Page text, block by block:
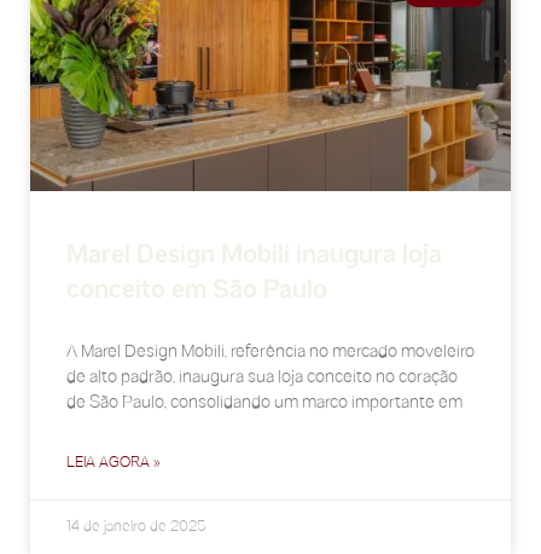
Marel Design Mobili inaugura loja
conceito em São Paulo
A Marel Design Mobili, referência no mercado moveleiro
de alto padrão, inaugura sua loja conceito no coração
de São Paulo, consolidando um marco importante em
LEIA AGORA »
14 de janeiro de 2025